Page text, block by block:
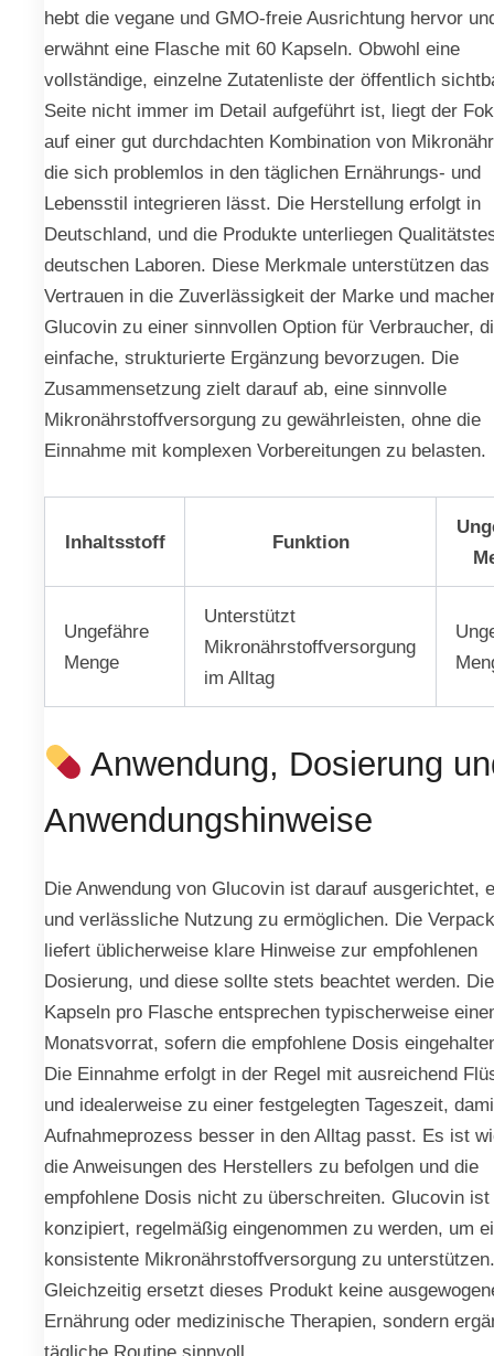
hebt die vegane und GMO-freie Ausrichtung hervor
erwähnt eine Flasche mit 60 Kapseln. Obwohl eine
vollständige, einzelne Zutatenliste der öffentlich
Seite nicht immer im Detail aufgeführt ist, liegt der
auf einer gut durchdachten Kombination von
die sich problemlos in den täglichen Ernährungs- und
Lebensstil integrieren lässt. Die Herstellung erfolgt in
Deutschland, und die Produkte unterliegen
deutschen Laboren. Diese Merkmale unterstützen das
Vertrauen in die Zuverlässigkeit der Marke und
Glucovin zu einer sinnvollen Option für Verbraucher,
einfache, strukturierte Ergänzung bevorzugen. Die
Zusammensetzung zielt darauf ab, eine sinnvolle
Mikronährstoffversorgung zu gewährleisten, ohne die
Einnahme mit komplexen Vorbereitungen zu belasten.
Inhaltsstoff Funktion
Ungefähre
Menge
Unterstützt
Mikronährstoffversorgung
im Alltag
Anwendung, Dosierung
Anwendungshinweise
Die Anwendung von Glucovin ist darauf ausgerichtet,
und verlässliche Nutzung zu ermöglichen. Die
liefert üblicherweise klare Hinweise zur empfohlenen
Dosierung, und diese sollte stets beachtet werden.
Kapseln pro Flasche entsprechen typischerweise
Monatsvorrat, sofern die empfohlene Dosis
Die Einnahme erfolgt in der Regel mit ausreichend
und idealerweise zu einer festgelegten Tageszeit,
Aufnahmeprozess besser in den Alltag passt. Es ist
die Anweisungen des Herstellers zu befolgen und die
empfohlene Dosis nicht zu überschreiten. Glucovin ist
konzipiert, regelmäßig eingenommen zu werden, um
konsistente Mikronährstoffversorgung zu unterstützen.
Gleichzeitig ersetzt dieses Produkt keine
Ernährung oder medizinische Therapien, sondern
tägliche Routine sinnvoll.